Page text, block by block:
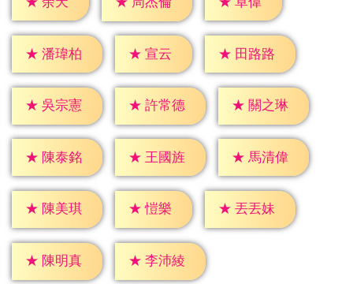
★ 潘瑋柏 ★ 宣云 ★ 田路路
★ 吳宗憲 ★ 許常德 ★ 關之琳
★ 陳泰銘 ★ 王國旌 ★ 馬清偉
★ 陳美琪 ★ 愷樂 ★ 丟丟妹
★ 陳明真 ★ 李沛綾